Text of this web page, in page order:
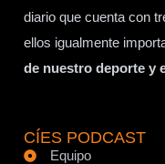
diario que cuenta con
ellos igualmente
de nuestro deporte y
CÍES PODCAST
Equipo